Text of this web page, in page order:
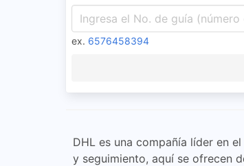
ex. 6576458394
DHL es una compañía líder en
y seguimiento, aquí se ofrecen